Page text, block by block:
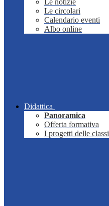
Le notizie
Le circolari
Calendario eventi
Albo online
Didattica
Panoramica
Offerta formativa
I progetti delle classi